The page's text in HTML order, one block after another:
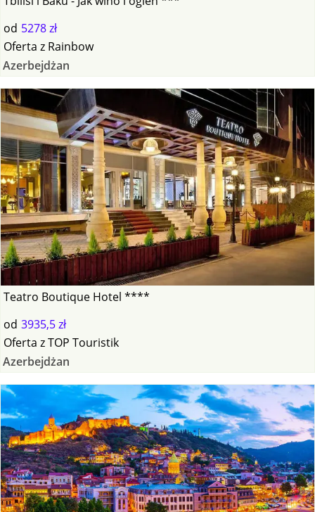
od 5278 zł
Oferta z Rainbow
Azerbejdżan
Teatro Boutique Hotel ****
od 3935,5 zł
Oferta zTOP Touristik
Azerbejdżan